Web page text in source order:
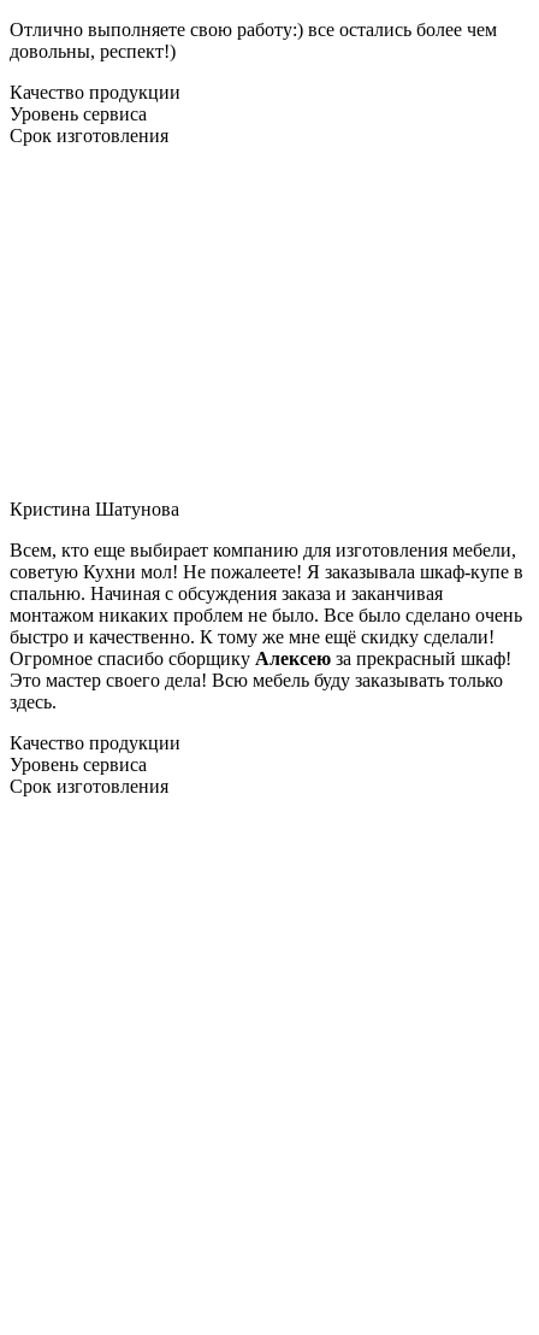
Отлично выполняете свою работу:) все остались более чем
довольны, респект!)
Качество продукции
Уровень сервиса
Срок изготовления
Кристина Шатунова
Всем, кто еще выбирает компанию для изготовления мебели,
советую Кухни мол! Не пожалеете! Я заказывала шкаф-купе в
спальню. Начиная с обсуждения заказа и заканчивая
монтажом никаких проблем не было. Все было сделано очень
быстро и качественно. К тому же мне ещё скидку сделали!
Огромное спасибо сборщику Алексею за прекрасный шкаф!
Это мастер своего дела! Всю мебель буду заказывать только
здесь.
Качество продукции
Уровень сервиса
Срок изготовления